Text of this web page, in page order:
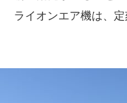
ライオンエア機は、